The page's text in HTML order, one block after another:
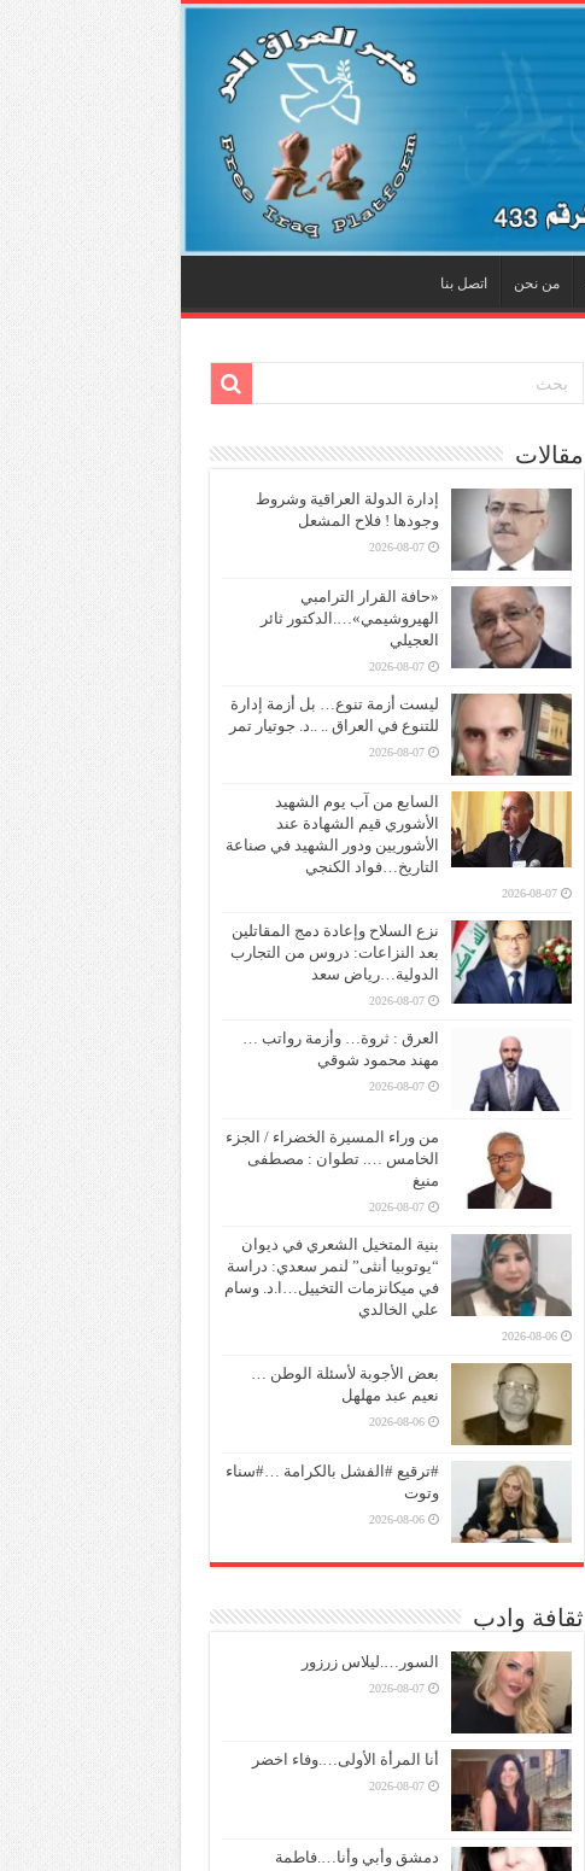
من نحن اتصل بنا
مقالات
إدارة الدولة العراقية وشروط
وجودها ! فلاح المشعل
2026-08-07
«حافة القرار الترامبي
الهيروشيمي»….الدكتور ثائر
العجيلي
2026-08-07
ليست أزمة تنوع… بل أزمة إدارة
للتنوع في العراق .. ..د. جوتيار تمر
2026-08-07
السابع من آب يوم الشهيد
الأشوري قيم الشهادة عند
الأشوريين ودور الشهيد في صناعة
التاريخ…فواد الكنجي
2026-08-07
نزع السلاح وإعادة دمج المقاتلين
بعد النزاعات: دروس من التجارب
الدولية…رياض سعد
2026-08-07
العرق : ثروة… وأزمة رواتب …
مهند محمود شوقي
2026-08-07
من وراء المسيرة الخضراء / الجزء
الخامس …. تطوان : مصطفى
منيغ
2026-08-07
بنية المتخيل الشعري في ديوان
“يوتوبيا أنثى” لنمر سعدي: دراسة
في ميكانزمات التخييل…ا.د. وسام
علي الخالدي
2026-08-06
بعض الأجوبة لأسئلة الوطن …
نعيم عبد مهلهل
2026-08-06
#ترقيع #الفشل بالكرامة …#سناء
وتوت
2026-08-06
ثقافة وادب
السور….ليلاس زرزور
2026-08-07
أنا المرأة الأولى….وفاء اخضر
2026-08-07
دمشق وأبي وأنا….فاطمة